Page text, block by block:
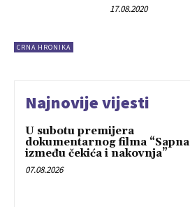
CRNA HRONIKA
17.08.2020
Najnovije vijesti
U subotu premijera
dokumentarnog filma “Sapna
između čekića i nakovnja”
07.08.2026